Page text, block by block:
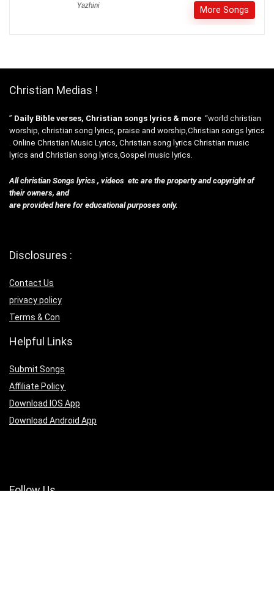
Yazhini More Songs
Christian Medias !
” Daily Bible verses, Christian songs lyrics & more “world christian
worship, christian song lyrics, praise and worship,Christian songs lyrics
. Online Christian Music Lyrics, Christian song lyrics Christian music
lyrics and Christian song lyrics,Gospel music lyrics.
All christian Songs lyrics , videos etc are the property and copyright of
their owners, and
are provided here for educational purposes only.
Disclosures :
Contact Us
privacy policy
Terms & Con
Helpful Links
Submit Songs
Affiliate Policy
Download IOS App
Download Android App
Follow Us